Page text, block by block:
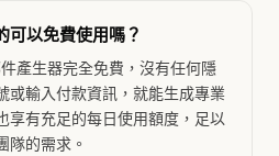
可以免費使用嗎？
產生器完全免費，沒有任何隱
或輸入付款資訊，就能生成專業
享有充足的每日使用額度，足以
隊的需求。